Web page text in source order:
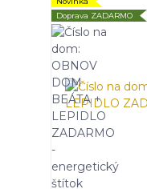
Doprava ZADARMO